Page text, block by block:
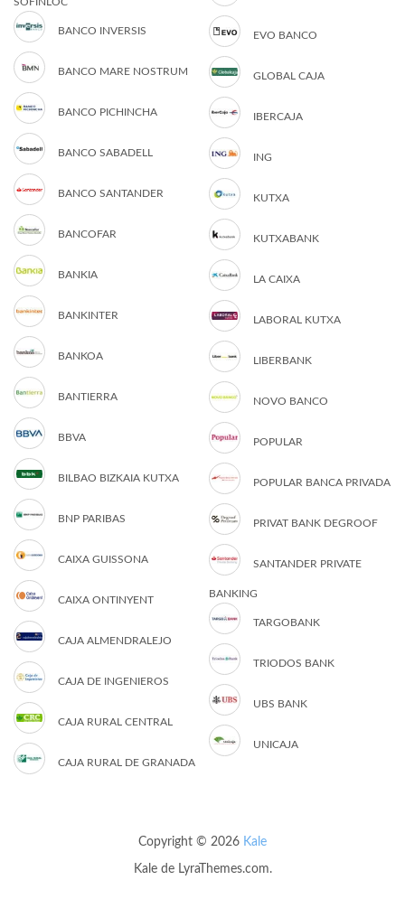
BANCO INVERSIS
BANCO MARE NOSTRUM
BANCO PICHINCHA
BANCO SABADELL
BANCO SANTANDER
BANCOFAR
BANKIA
BANKINTER
BANKOA
BANTIERRA
BBVA
BILBAO BIZKAIA KUTXA
BNP PARIBAS
CAIXA GUISSONA
CAIXA ONTINYENT
CAJA ALMENDRALEJO
CAJA DE INGENIEROS
CAJA RURAL CENTRAL
CAJA RURAL DE GRANADA
EVO BANCO
GLOBAL CAJA
IBERCAJA
ING
KUTXA
KUTXABANK
LA CAIXA
LABORAL KUTXA
LIBERBANK
NOVO BANCO
POPULAR
POPULAR BANCA PRIVADA
PRIVAT BANK DEGROOF
SANTANDER PRIVATE
BANKING
TARGOBANK
TRIODOS BANK
UBS BANK
UNICAJA
Copyright © 2026 Kale
Kalede LyraThemes.com.